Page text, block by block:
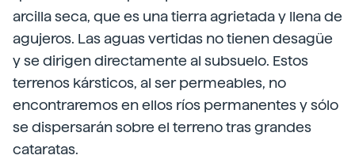
arcilla seca, que es una tierra agrietada y llena de
agujeros. Las aguas vertidas no tienen desagüe
y se dirigen directamente al subsuelo. Estos
terrenos kársticos, al ser permeables, no
encontraremos en ellos ríos permanentes y sólo
se dispersarán sobre el terreno tras grandes
cataratas.